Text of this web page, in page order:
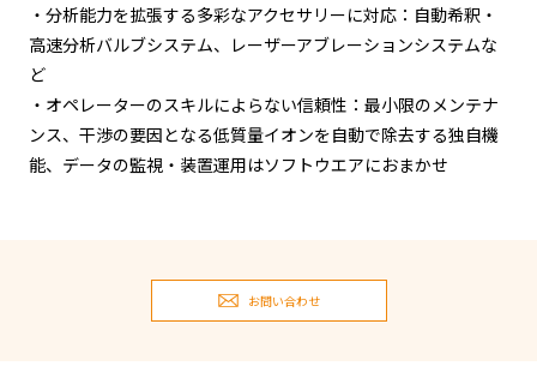
・分析能力を拡張する多彩なアクセサリーに対応：自動希釈・
高速分析バルブシステム、レーザーアブレーションシステムな
ど
・オペレーターのスキルによらない信頼性：最小限のメンテナ
ンス、干渉の要因となる低質量イオンを自動で除去する独自機
能、データの監視・装置運用はソフトウエアにおまかせ
お問い合わせ